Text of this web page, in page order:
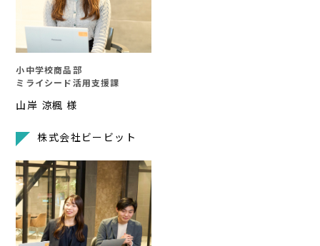
小中学校商品部
ミライシード活用支援課
山岸 涼楓 様
株式会社ビービット